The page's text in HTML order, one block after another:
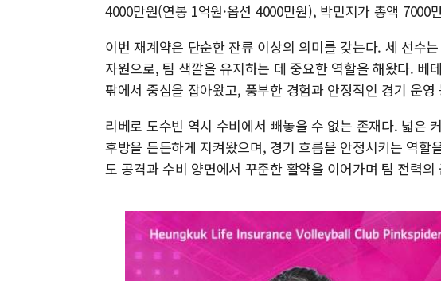
4000만원(연봉 1억원·옵션 4000만원), 박민지가 총액 7000
이번 재계약은 단순한 잔류 이상의 의미를 갖는다. 세 선수
자원으로, 팀 색깔을 유지하는 데 중요한 역할을 해왔다. 베
팎에서 중심을 잡아왔고, 풍부한 경험과 안정적인 경기 운
리베로 도수빈 역시 수비에서 빼놓을 수 없는 존재다. 넓은
후방을 든든하게 지켜왔으며, 경기 흐름을 안정시키는 역할
도 공격과 수비 양면에서 꾸준한 활약을 이어가며 팀 전력